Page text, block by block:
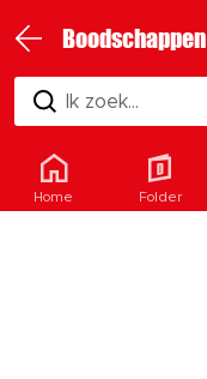
Boodschappen
Ik zoek...
Home Folder